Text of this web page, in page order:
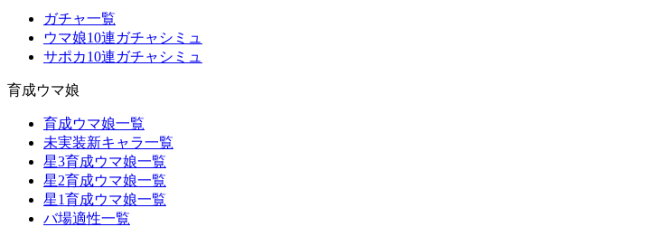
ガチャ一覧
ウマ娘10連ガチャシミュ
サポカ10連ガチャシミュ
育成ウマ娘
育成ウマ娘一覧
未実装新キャラ一覧
星3育成ウマ娘一覧
星2育成ウマ娘一覧
星1育成ウマ娘一覧
バ場適性一覧